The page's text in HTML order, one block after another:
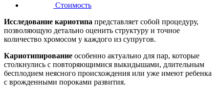
Стоимость
Исследование кариотипа представляет собой процедуру,
позволяющую детально оценить структуру и точное
количество хромосом у каждого из супругов.
Кариотипирование особенно актуально для пар, которые
столкнулись с повторяющимися выкидышами, длительным
бесплодием неясного происхождения или уже имеют ребенка
с врожденными пороками развития.